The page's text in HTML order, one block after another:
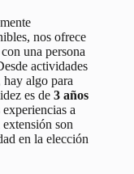
nos ofrece
una persona
actividades
hay algo para
es de 3 años
a
son
en la elección